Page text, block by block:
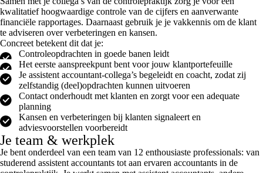
kwalitatief hoogwaardige controle van de cijfers en aanverwante
financiële rapportages. Daarnaast gebruik je je vakkennis om de klant
te adviseren over verbeteringen en kansen.
Concreet betekent dit dat je:
Controleopdrachten in goede banen leidt
Het eerste aanspreekpunt bent voor jouw klantportefeuille
Je assistent accountant-collega’s begeleidt en coacht, zodat zij
zelfstandig (deel)opdrachten kunnen uitvoeren
Contact onderhoudt met klanten en zorgt voor een adequate
planning
Kansen en verbeteringen bij klanten signaleert en
adviesvoorstellen voorbereidt
Je team & werkplek
Je bent onderdeel van een team van 12 enthousiaste professionals: van
studerend assistent accountants tot aan ervaren accountants in de